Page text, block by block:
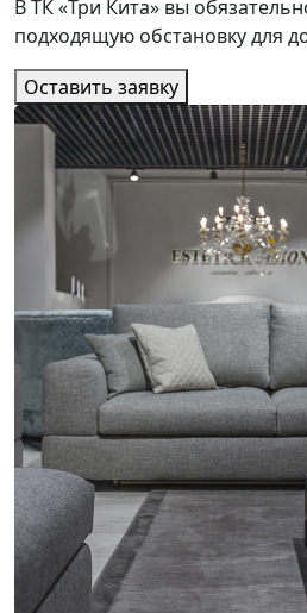
В ТК «Три Кита» вы
подходящую обстановку для
Оставить заявку